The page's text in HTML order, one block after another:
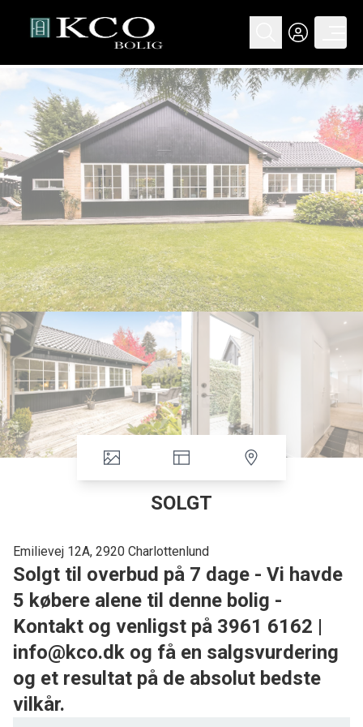
SOLGT
Emilievej 12A, 2920 Charlottenlund
Solgt til overbud på 7 dage - Vi havde
5 købere alene til denne bolig -
Kontakt og venligst på 3961 6162 |
info@kco.dk og få en salgsvurdering
og et resultat på de absolut bedste
vilkår.